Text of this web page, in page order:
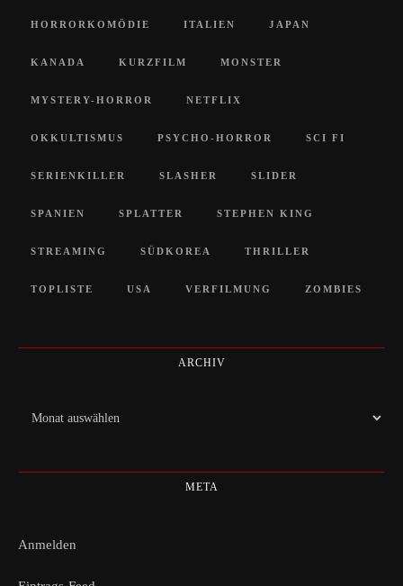
HORRORKOMÖDIE ITALIEN JAPAN
KANADA KURZFILM MONSTER
MYSTERY-HORROR NETFLIX
OKKULTISMUS PSYCHO-HORROR SCI FI
SERIENKILLER SLASHER SLIDER
SPANIEN SPLATTER STEPHEN KING
STREAMING SÜDKOREA THRILLER
TOPLISTE USA VERFILMUNG ZOMBIES
ARCHIV
Archiv
META
Anmelden